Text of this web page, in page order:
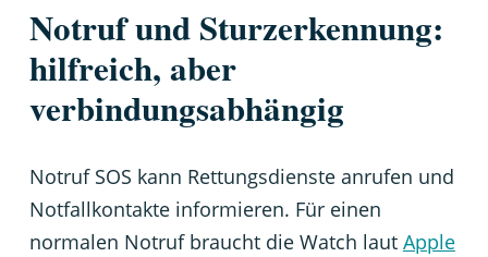
Notruf und Sturzerkennung:
hilfreich, aber
verbindungsabhängig
Notruf SOS kann Rettungsdienste anrufen und
Notfallkontakte informieren. Für einen
normalen Notruf braucht die Watch laut Apple